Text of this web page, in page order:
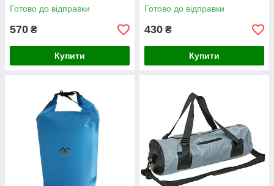
Готово до відправки
570 ₴
Купити
Готово до відправки
430 ₴
Купити